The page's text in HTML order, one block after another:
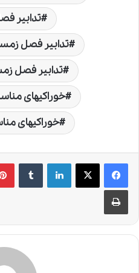
تدابیر
تدابیر فصل
تدابیر فصل
خوراکیهای
خوراکیهای
لینکدین ‫تامبلر
چاپ